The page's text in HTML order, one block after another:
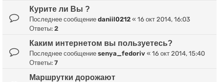
Курите ли Вы ?
Последнее сообщение daniil0212 « 16 окт 2014, 16:03
Ответы: 2
Каким интернетом вы пользуетесь?
Последнее сообщение senya_fedoriv « 16 окт 2014, 15:40
Ответы: 7
Маршрутки дорожают